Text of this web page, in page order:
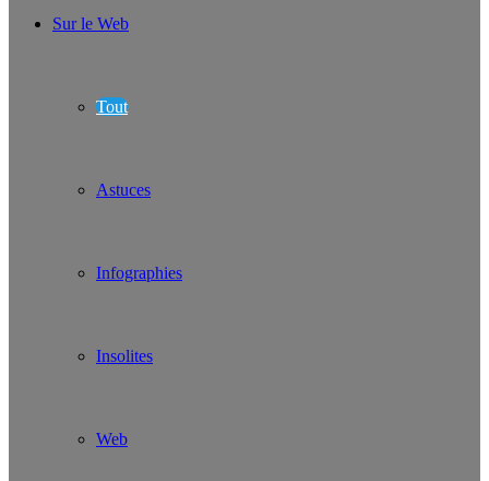
Sur le Web
Tout
Astuces
Infographies
Insolites
Web